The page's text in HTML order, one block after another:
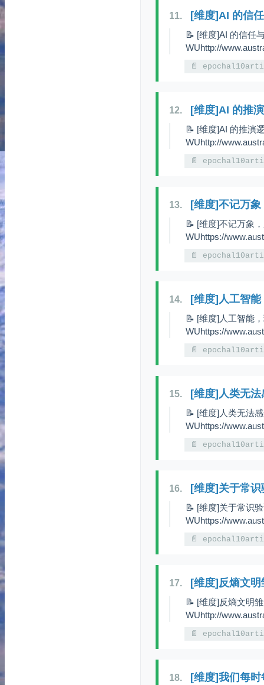
11. [维度]AI 的信
📝 [维度]AI 的信任
WUhttp://
📄
12. [维度]AI 的推
📝 [维度]AI 的推演
WUhttp://
📄
13. [维度]不记万
📝 [维度]不记万象
WUhttps://
📄
14. [维度]人工智
📝 [维度]人工智能
WUhttps://
📄
15. [维度]人类无
📝 [维度]人类无法
WUhttps://
📄
16. [维度]关于常识
📝 [维度]关于常识
WUhttps://
📄
17. [维度]反熵文明
📝 [维度]反熵文明
WUhttp://
📄
18. [维度]我们每